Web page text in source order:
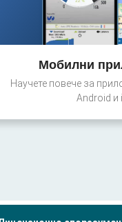
Мобилни
Научете повече за
Android и